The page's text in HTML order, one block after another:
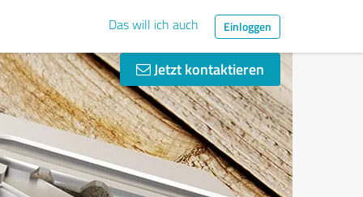
Das will ich auch Einloggen
Jetzt kontaktieren